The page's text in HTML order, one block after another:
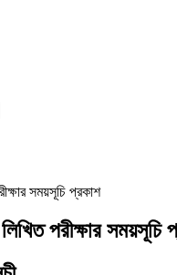
সময়সূচি প্রকাশ
পরীক্ষার সময়সূচি